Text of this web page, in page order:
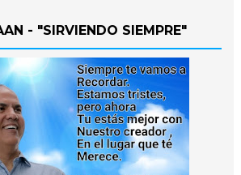
- "SIRVIENDO SIEMPRE"